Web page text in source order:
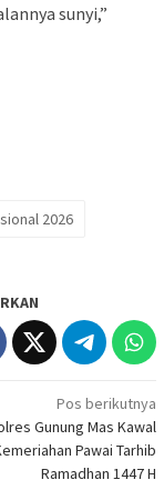
sunyi,”
2026
Pos berikutnya
Gunung Mas Kawal
Pawai Tarhib
Ramadhan 1447 H